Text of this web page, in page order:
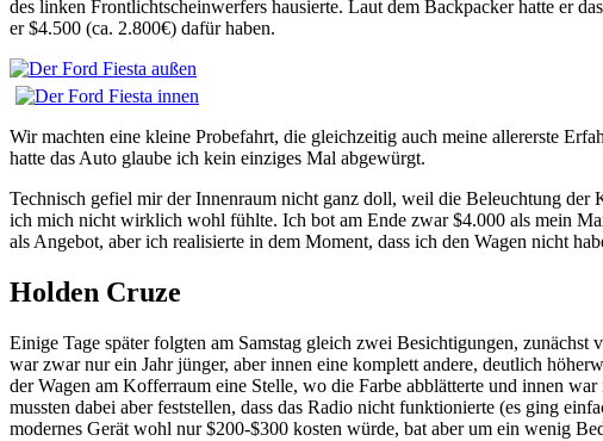
des linken Frontlichtscheinwerfers hausierte. Laut dem Backpacker hatte er
er $4.500 (ca. 2.800€) dafür haben.
Wir machten eine kleine Probefahrt, die gleichzeitig auch meine allererste
hatte das Auto glaube ich kein einziges Mal abgewürgt.
Technisch gefiel mir der Innenraum nicht ganz doll, weil die Beleuchtung der
ich mich nicht wirklich wohl fühlte. Ich bot am Ende zwar $4.000 als mein
als Angebot, aber ich realisierte in dem Moment, dass ich den Wagen nicht
Holden Cruze
Einige Tage später folgten am Samstag gleich zwei Besichtigungen,
war zwar nur ein Jahr jünger, aber innen eine komplett andere, deutlich
der Wagen am Kofferraum eine Stelle, wo die Farbe abblätterte und innen
mussten dabei aber feststellen, dass das Radio nicht funktionierte (es ging
modernes Gerät wohl nur $200-$300 kosten würde, bat aber um ein wenig